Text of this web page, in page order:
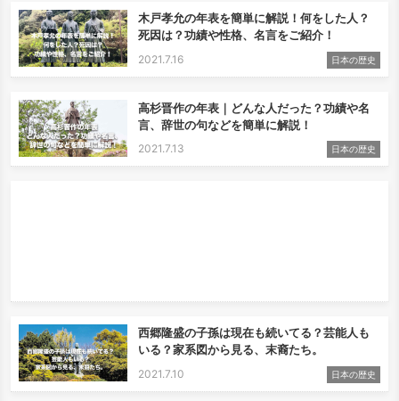
木戸孝允の年表を簡単に解説！何をした人？
死因は？功績や性格、名言をご紹介！
2021.7.16 日本の歴史
高杉晋作の年表｜どんな人だった？功績や名
言、辞世の句などを簡単に解説！
2021.7.13 日本の歴史
西郷隆盛の子孫は現在も続いてる？芸能人も
いる？家系図から見る、末裔たち。
2021.7.10 日本の歴史